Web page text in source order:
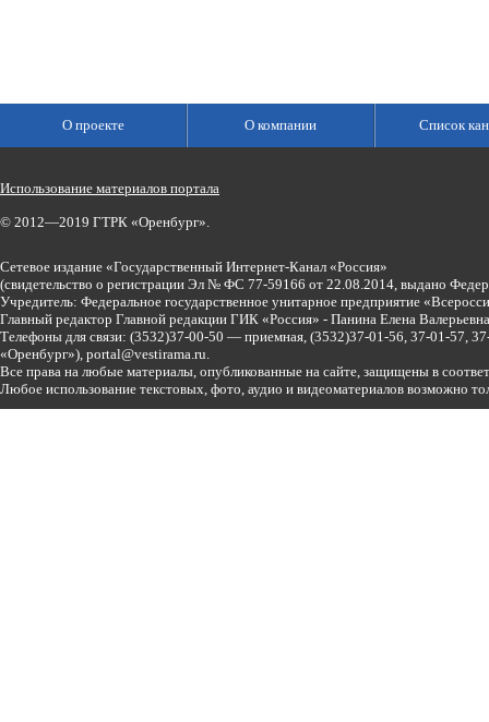
О проекте О компании Список
Использование материалов портала
© 2012—2019 ГТРК «Оренбург».
Сетевое издание «Государственный Интернет-Канал «Россия»
(свидетельство о регистрации Эл № ФС 77-59166 от 22.08.2014, выдано
Учредитель: Федеральное государственное унитарное предприятие
Главный редактор Главной редакции ГИК «Россия» - Панина Елена
Телефоны для связи: (3532)37-00-50 — приемная, (3532)37-01-56, 37-01-57,
«Оренбург»), portal@vestirama.ru.
Все права на любые материалы, опубликованные на сайте, защищены в
Любое использование текстовых, фото, аудио и видеоматериалов возможно